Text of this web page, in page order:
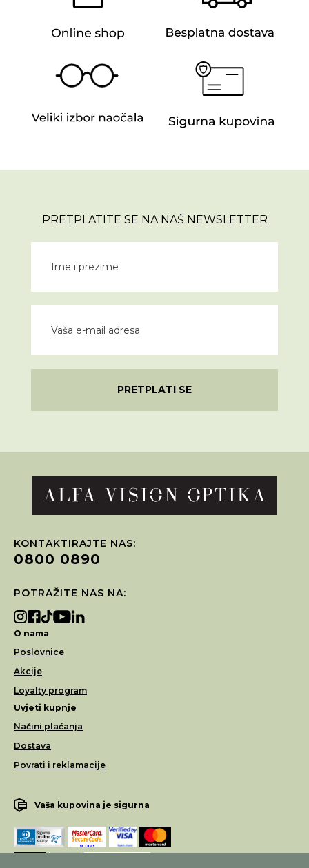
PRETPLATITE SE NA NAŠ NEWSLETTER
PRETPLATI SE
KONTAKTIRAJTE NAS:
0800 0890
POTRAŽITE NAS NA:
O nama
Poslovnice
Akcije
Loyalty program
Uvjeti kupnje
Načini plaćanja
Dostava
Povrati i reklamacije
Vaša kupovina je sigurna